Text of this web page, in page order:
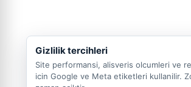
Gizlilik tercihleri
Site performansi, alisveris olcumleri ve
icin Google ve Meta etiketleri kullanilir.